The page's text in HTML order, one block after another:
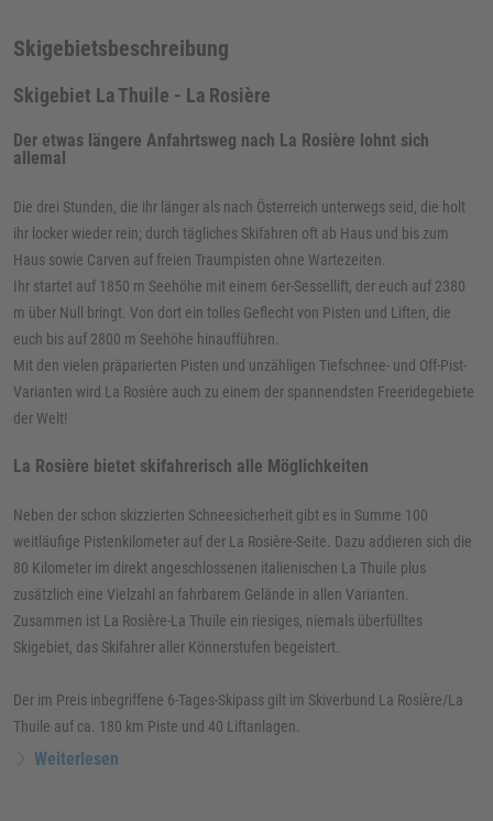
Skigebietsbeschreibung
Skigebiet La Thuile - La Rosière
Der etwas längere Anfahrtsweg nach La Rosière lohnt sich
allemal
Die drei Stunden, die ihr länger als nach Österreich unterwegs seid, die holt
ihr locker wieder rein; durch tägliches Skifahren oft ab Haus und bis zum
Haus sowie Carven auf freien Traumpisten ohne Wartezeiten.
Ihr startet auf 1850 m Seehöhe mit einem 6er-Sessellift, der euch auf 2380
m über Null bringt. Von dort ein tolles Geflecht von Pisten und Liften, die
euch bis auf 2800 m Seehöhe hinaufführen.
Mit den vielen präparierten Pisten und unzähligen Tiefschnee- und Off-Pist-
Varianten wird La Rosière auch zu einem der spannendsten Freeridegebiete
der Welt!
La Rosière bietet skifahrerisch alle Möglichkeiten
Neben der schon skizzierten Schneesicherheit gibt es in Summe 100
weitläufige Pistenkilometer auf der La Rosière-Seite. Dazu addieren sich die
80 Kilometer im direkt angeschlossenen italienischen La Thuile plus
zusätzlich eine Vielzahl an fahrbarem Gelände in allen Varianten.
Zusammen ist La Rosière-La Thuile ein riesiges, niemals überfülltes
Skigebiet, das Skifahrer aller Könnerstufen begeistert.
Der im Preis inbegriffene 6-Tages-Skipass gilt im Skiverbund La Rosière/La
Thuile auf ca. 180 km Piste und 40 Liftanlagen.
Weiterlesen